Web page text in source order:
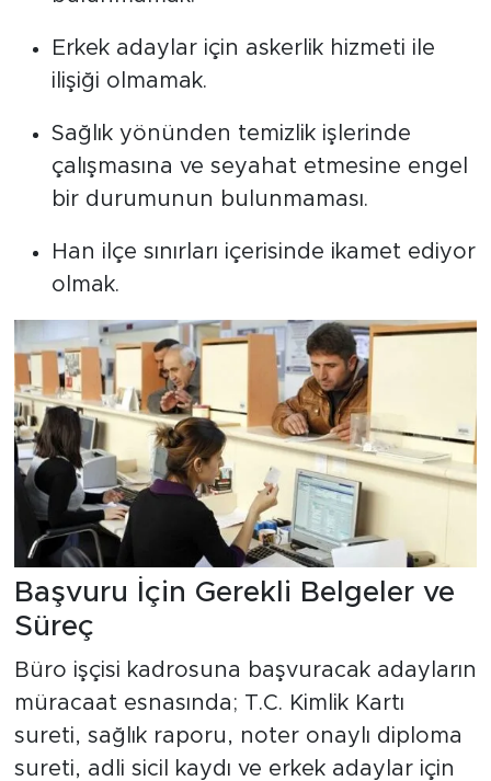
Erkek adaylar için askerlik hizmeti ile
ilişiği olmamak.
Sağlık yönünden temizlik işlerinde
çalışmasına ve seyahat etmesine engel
bir durumunun bulunmaması.
Han ilçe sınırları içerisinde ikamet ediyor
olmak.
Başvuru İçin Gerekli Belgeler ve
Süreç
Büro işçisi kadrosuna başvuracak adayların
müracaat esnasında; T.C. Kimlik Kartı
sureti, sağlık raporu, noter onaylı diploma
sureti, adli sicil kaydı ve erkek adaylar için